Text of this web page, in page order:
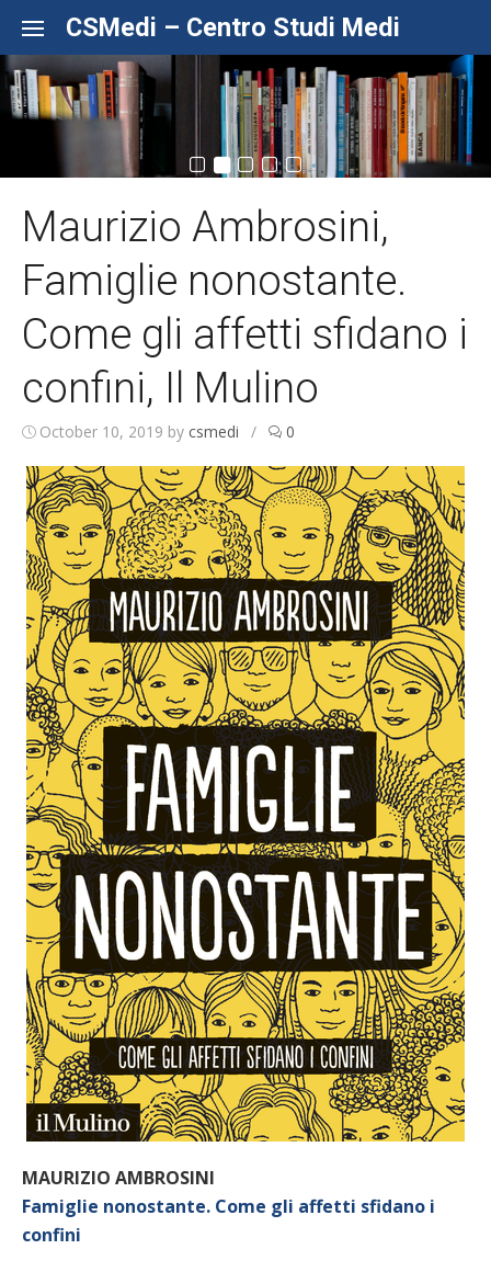
CSMedi – Centro Studi Medi
Maurizio Ambrosini,
Famiglie nonostante.
Come gli affetti sfidano i
confini, Il Mulino
October 10, 2019 by csmedi / 0
MAURIZIO AMBROSINI
Famiglie nonostante. Come gli affetti sfidano i
confini